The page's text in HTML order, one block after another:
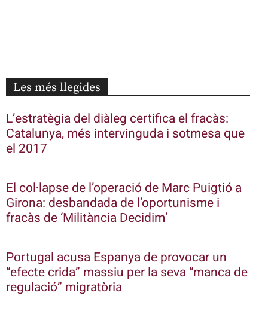
Les més llegides
L’estratègia del diàleg certifica el fracàs:
Catalunya, més intervinguda i sotmesa que
el 2017
El col·lapse de l’operació de Marc Puigtió a
Girona: desbandada de l’oportunisme i
fracàs de ‘Militància Decidim’
Portugal acusa Espanya de provocar un
“efecte crida” massiu per la seva “manca de
regulació” migratòria